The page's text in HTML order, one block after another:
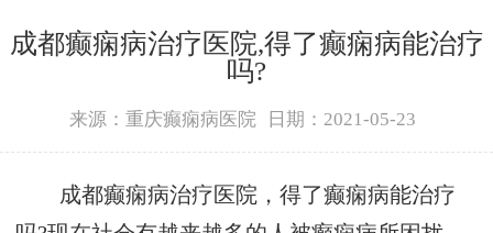
成都癫痫病治疗医院,得了癫痫病能治疗
吗?
来源：重庆癫痫病医院 日期：2021-05-23
成都癫痫病治疗医院，得了癫痫病能治疗